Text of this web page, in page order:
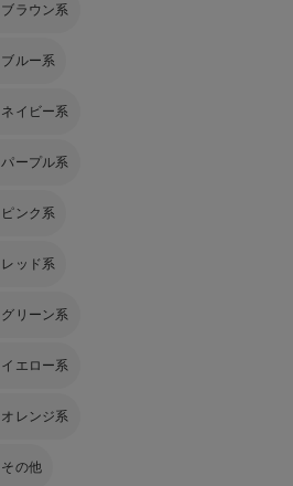
ブラウン系
ブルー系
ネイビー系
パープル系
ピンク系
レッド系
グリーン系
イエロー系
オレンジ系
その他